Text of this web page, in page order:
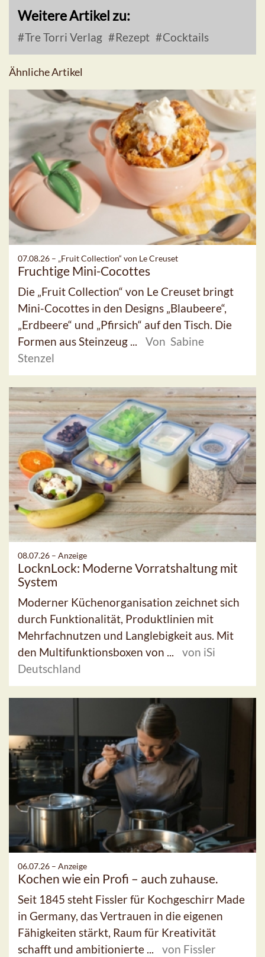
Weitere Artikel zu:
Tre Torri Verlag Rezept Cocktails
Ähnliche Artikel
07.08.26 – „Fruit Collection“ von Le Creuset
Fruchtige Mini-Cocottes
Die „Fruit Collection“ von Le Creuset bringt
Mini-Cocottes in den Designs „Blaubeere“,
„Erdbeere“ und „Pfirsich“ auf den Tisch. Die
Formen aus Steinzeug ...
Von Sabine
Stenzel
08.07.26 – Anzeige
LocknLock: Moderne Vorratshaltung mit
System
Moderner Küchenorganisation zeichnet sich
durch Funktionalität, Produktlinien mit
Mehrfachnutzen und Langlebigkeit aus. Mit
den Multifunktionsboxen von ...
von iSi
Deutschland
06.07.26 – Anzeige
Kochen wie ein Profi – auch zuhause.
Seit 1845 steht Fissler für Kochgeschirr Made
in Germany, das Vertrauen in die eigenen
Fähigkeiten stärkt, Raum für Kreativität
schafft und ambitionierte ...
von Fissler